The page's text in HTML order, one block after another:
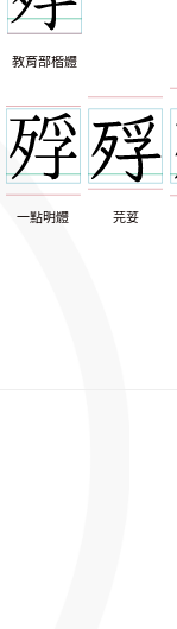
教育部楷體
一點明體 芫荽